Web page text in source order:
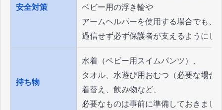
安全対策
ベビー用の浮き輪や
アームヘルパーを使用する場合でも、
過信せず必ず保護者が支えるようにし
持ち物
水着（ベビー用スイムパンツ）、
タオル、水遊び用おむつ（必要な場合
着替え、飲み物など、
必要なものは事前に準備しておきまし